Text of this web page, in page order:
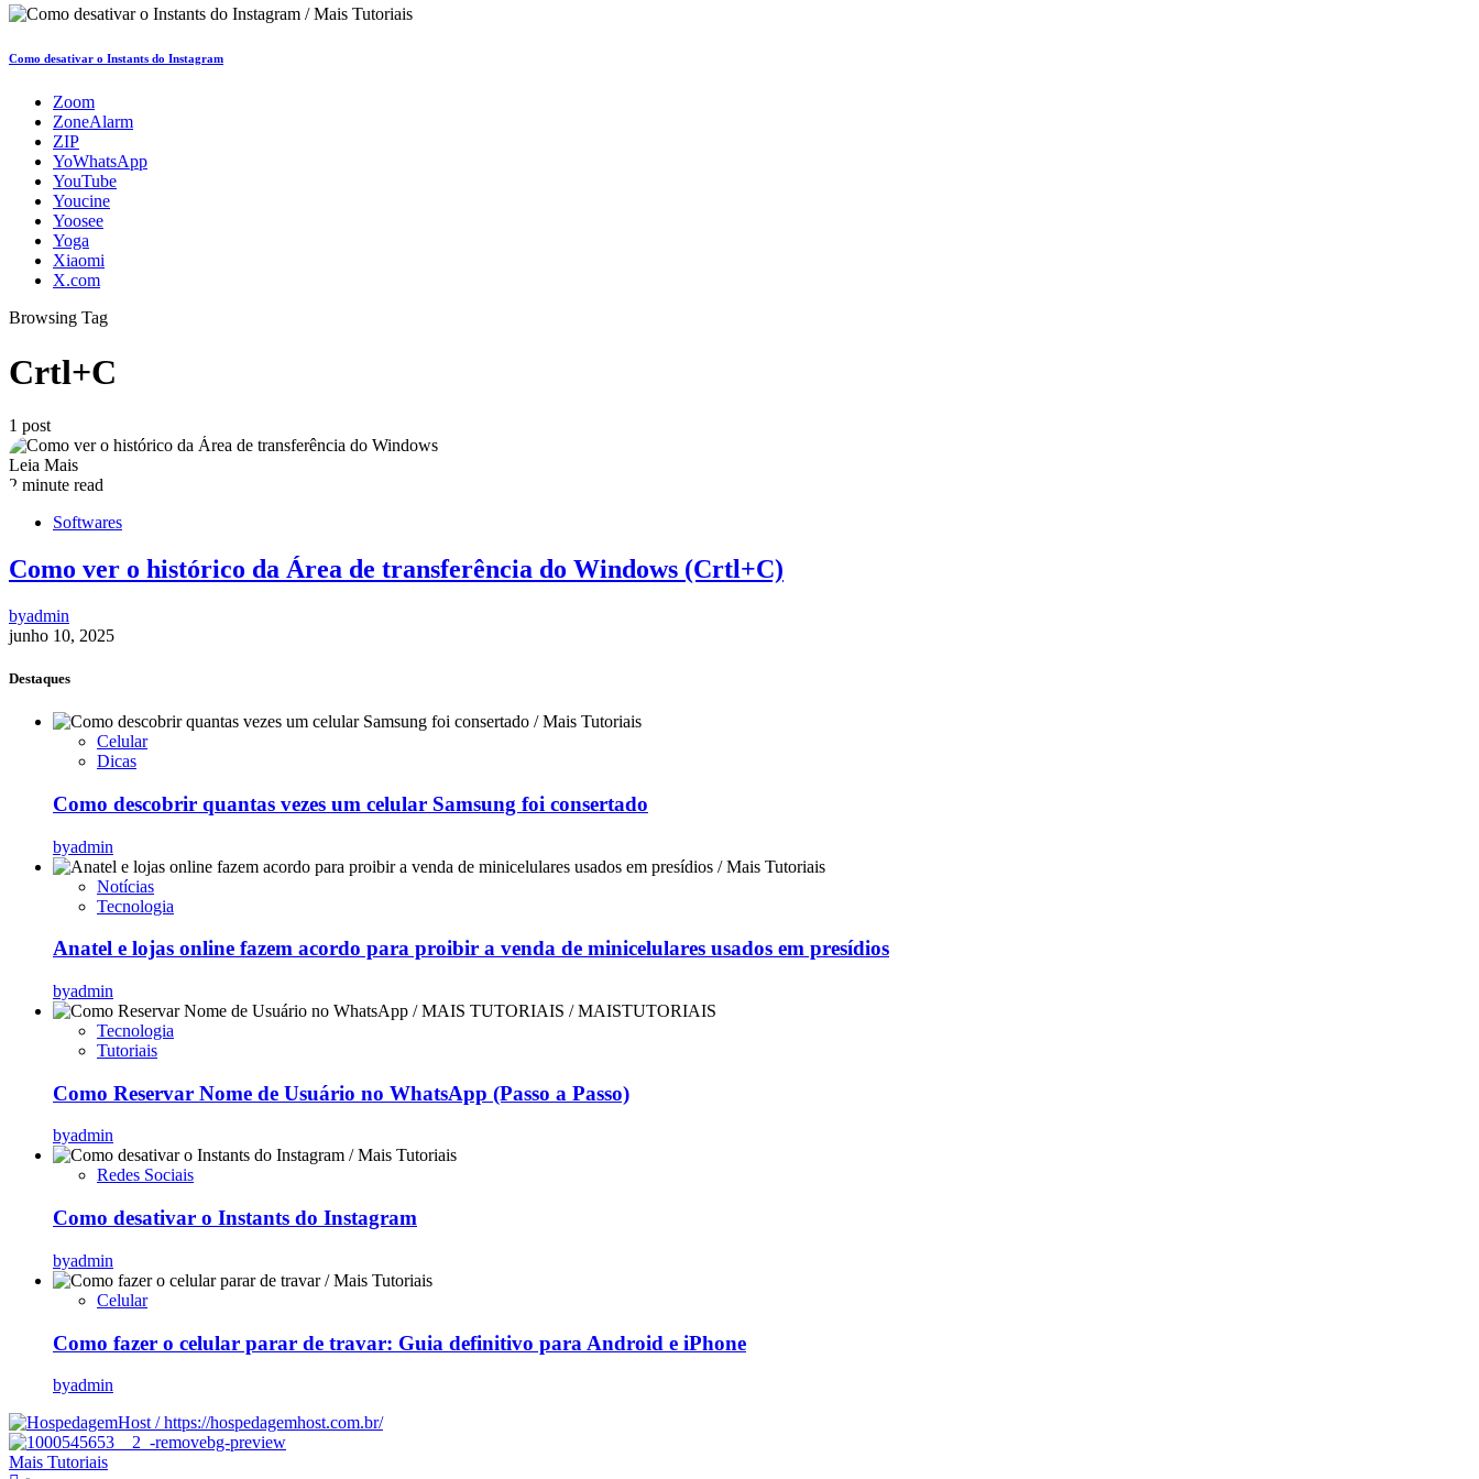
Como desativar o Instants do Instagram
Zoom
ZoneAlarm
ZIP
YoWhatsApp
YouTube
Youcine
Yoosee
Yoga
Xiaomi
X.com
Browsing Tag
Crtl+C
1 post
Leia Mais
2 minute read
Softwares
Como ver o histórico da Área de transferência do Windows (Crtl+C)
byadmin
junho 10, 2025
Destaques
Celular
Dicas
Como descobrir quantas vezes um celular Samsung foi consertado
byadmin
Notícias
Tecnologia
Anatel e lojas online fazem acordo para proibir a venda de minicelulares usados em presídios
byadmin
Tecnologia
Tutoriais
Como Reservar Nome de Usuário no WhatsApp (Passo a Passo)
byadmin
Redes Sociais
Como desativar o Instants do Instagram
byadmin
Celular
Como fazer o celular parar de travar: Guia definitivo para Android e iPhone
byadmin
Mais Tutoriais